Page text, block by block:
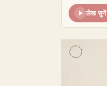
लेख सुनें